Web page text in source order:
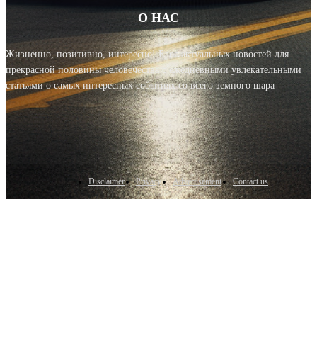
О НАС
Жизненно, позитивно, интересно! Блог актуальных новостей для
прекрасной половины человечества с ежедневными увлекательными
статьями о самых интересных событиях со всего земного шара
Disclaimer Privacy Advertisement Contact us